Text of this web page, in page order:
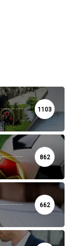
1103
862
662